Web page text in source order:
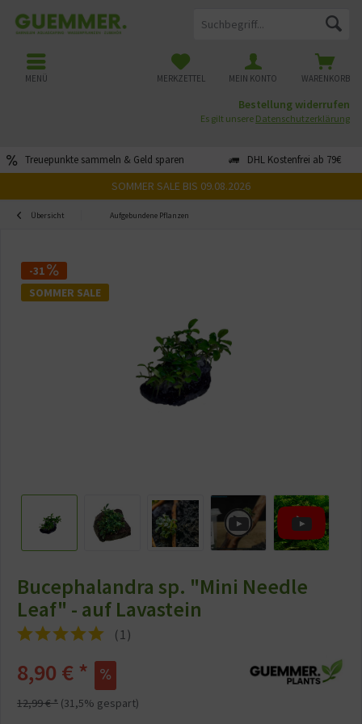
Treuepunkte sammeln & Geld sparen DHL Kostenfrei ab 79€
WARENKORB
MERKZETTEL MEIN KONTO
MENÜ
Bestellung widerrufen
Es gilt unsere Datenschutzerklärung
SOMMER SALE BIS 09.08.2026
Übersicht Aufgebundene Pflanzen
-31
SOMMER SALE
Bucephalandra sp. "Mini Needle
Leaf" - auf Lavastein
(1)
8,90 €*
12,99 €* (31,5% gespart)